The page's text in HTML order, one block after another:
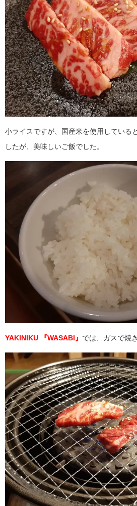
小ライスですが、国産米を使用している
したが、美味しいご飯でした。
YAKINIKU 『WASABI』 では、ガスで焼